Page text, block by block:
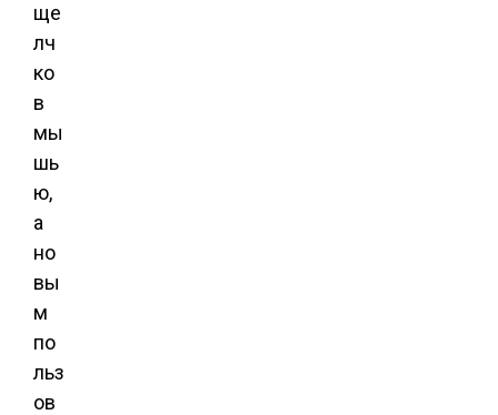
ще
лч
ко
в
мы
шь
ю,
а
но
вы
м
по
льз
ов